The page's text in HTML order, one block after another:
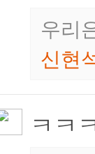
우리
신현
ㅋㅋ